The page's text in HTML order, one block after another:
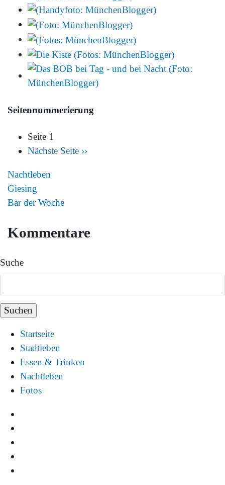
Seitennummerierung
Seite 1
Nächste Seite ››
Nachtleben
Giesing
Bar der Woche
Kommentare
Suche
Startseite
Stadtleben
Essen & Trinken
Nachtleben
Fotos